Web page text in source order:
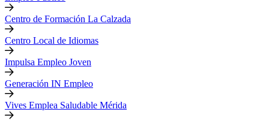
Centro de Formación La Calzada
Centro Local de Idiomas
Impulsa Empleo Joven
Generación IN Empleo
Vives Emplea Saludable Mérida